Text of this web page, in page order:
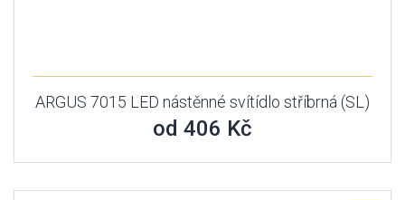
ARGUS 7015 LED nástěnné svítídlo stříbrná (SL)
od 406 Kč